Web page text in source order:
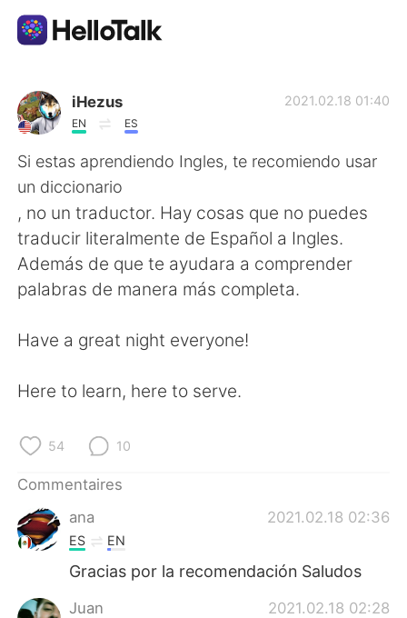
Appli d'échange linguistique
AI Grammar Checker
Français
English 简体中文
Русский
Indonesia
Türkçe
Português
iHezus
EN ES
2021.02.18 01:40
Si estas aprendiendo Ingles, te recomiendo usar
un diccionario
, no un traductor. Hay cosas que no puedes
traducir literalmente de Español a Ingles.
Además de que te ayudara a comprender
palabras de manera más completa.
Have a great night everyone!
Here to learn, here to serve.
54 10
Commentaires
ana
2021.02.18 02:36
ES EN
Gracias por la recomendación Saludos
Juan 2021.02.18 02:28